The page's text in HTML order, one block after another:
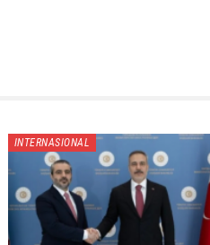
INTERNASIONAL